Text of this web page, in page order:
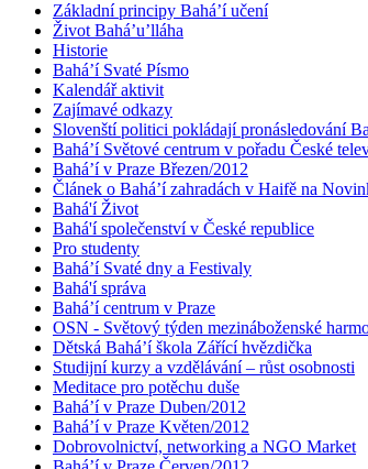
Základní principy Bahá’í učení
Život Bahá’u’lláha
Historie
Bahá’í Svaté Písmo
Kalendář aktivit
Zajímavé odkazy
Slovenští politici pokládají pronásledování
Bahá’í Světové centrum v pořadu České
Bahá’í v Praze Březen/2012
Článek o Bahá’í zahradách v Haifě na
Bahá'í Život
Bahá'í společenství v České republice
Pro studenty
Bahá’í Svaté dny a Festivaly
Bahá'í správa
Bahá’í centrum v Praze
OSN - Světový týden mezináboženské
Dětská Bahá’í škola Zářící hvězdička
Studijní kurzy a vzdělávání – růst osobnosti
Meditace pro potěchu duše
Bahá’í v Praze Duben/2012
Bahá’í v Praze Květen/2012
Dobrovolnictví, networking a NGO Market